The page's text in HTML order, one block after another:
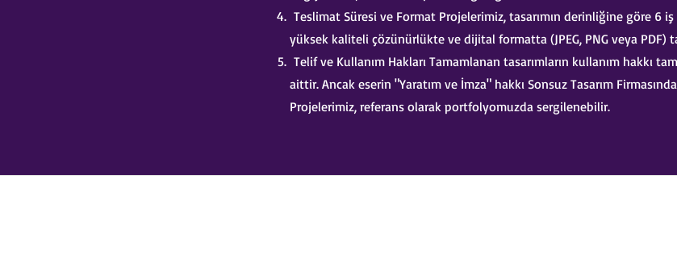
Teslimat Süresi ve Format Projelerimiz, tasarımın derinliğine göre 6
yüksek kaliteli çözünürlükte ve dijital formatta (JPEG, PNG veya PDF)
Telif ve Kullanım Hakları Tamamlanan tasarımların kullanım hakkı
aittir. Ancak eserin "Yaratım ve İmza" hakkı Sonsuz Tasarım Firmasında
Projelerimiz, referans olarak portfolyomuzda sergilenebilir.